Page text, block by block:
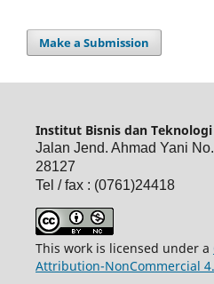
Make a Submission
Institut Bisnis dan
Jalan Jend. Ahmad Yani
28127
Tel / fax : (0761)24418
This work is licensed under a
Attribution-NonCommercial